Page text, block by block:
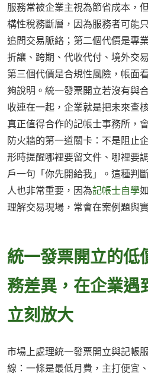
服務常被企業主視為節省成本，
構性稅務斷層，因為服務者可能
追問交易脈絡；第二個代價是專
折讓、跨期、代收代付、境外交
第三個代價是合規性風險，帳面
夠說明。統一發票開立若沒有與
收連在一起，企業就是把未來查
真正值得合作的記帳士事務所，
防火牆的第一道關卡：不是阻止
形時提醒哪裡要留文件、哪裡要
戶一句「你先開給我」。這種判
人也非常重要，因為記帳士自學
理解交易現場，常會在案例題與
統一發票開立的低
務差異，在企業遇
立刻放大
市場上處理統一發票開立與記帳
線：一條是最低月費，主打便宜